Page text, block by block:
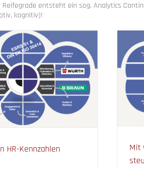
entsteht ein sog. Analytics
kognitiv)!
HR-Kennzahlen
HR-Kennzahlen steuern (1)
(HR) Controlling Human Capital
Management Nachhaltigkeit
Mit